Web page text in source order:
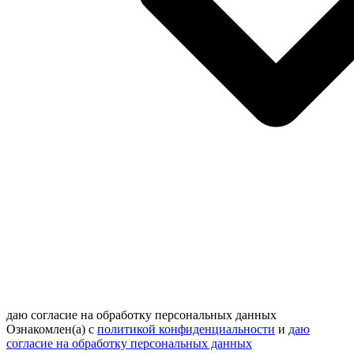
даю согласие на обработку персональных данных
Ознакомлен(а) с политикой конфиденциальности и даю
согласие на обработку персональных данных